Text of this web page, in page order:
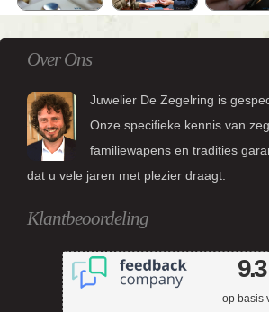
Over Ons
Juwelier De Zegelring is
Onze specifieke kennis van
familiewapens en tradities
dat u vele jaren met plezier draagt.
Klantbeoordeling
9.3
op basis